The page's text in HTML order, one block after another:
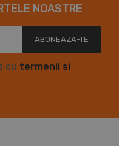
NOASTRE
ABONEAZA-TE
cu termenii si